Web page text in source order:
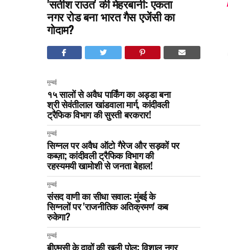
'सतीश राउत' की मेहरबानी: एकता
नगर रोड बना भारत गैस एजेंसी का
गोदाम?
मुम्बई
१५ सालों से अवैध पार्किंग का अड्डा बना
श्री सेवंतीलाल खांडवाला मार्ग, कांदीवली
ट्रैफिक विभाग की सुस्ती बरकरार!
मुम्बई
सिग्नल पर अवैध ऑटो गैरेज और सड़कों पर
कब्ज़ा; कांदीवली ट्रैफिक विभाग की
रहस्यमयी खामोशी से जनता बेहाल!
मुम्बई
संसद वाणी का सीधा सवाल: मुंबई के
सिग्नलों पर 'राजनीतिक अतिक्रमण' कब
रुकेगा?
मुम्बई
बीएमसी के दावों की खुली पोल: विशाल नगर